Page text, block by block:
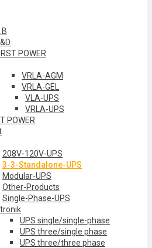
POWER
VRLA-AGM
VRLA-GEL
VLA-UPS
VRLA-UPS
POWER
208V-120V-UPS
3-3-Standalone-UPS
Modular-UPS
Other-Products
Single-Phase-UPS
UPS single/single-phase
UPS three/single phase
UPS three/three phase